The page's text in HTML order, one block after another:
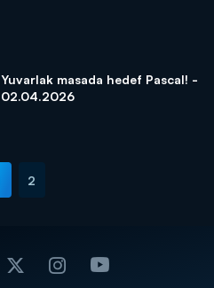
Yuvarlak masada hedef Pascal! -
02.04.2026
2